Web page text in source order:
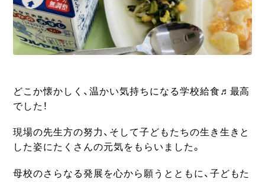
どこか懐かしく、温かい気持ちになる学校給食♬最高
でした！
現場の先生方の努力、そして子どもたちの生き生きと
した姿にたくさんの元気をもらいました。
母校のさらなる発展を心から願うとともに、子どもた